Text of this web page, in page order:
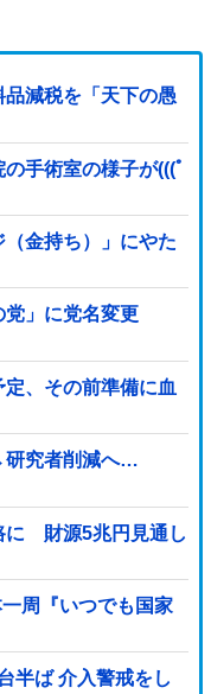
減税を「天下の愚
手術室の様子が(((ﾟ
金持ち）」にやた
党」に党名変更
定、その前準備に血
研究者削減へ…
に 財源5兆円見通し
周『いつでも国家
半ば 介入警戒をし